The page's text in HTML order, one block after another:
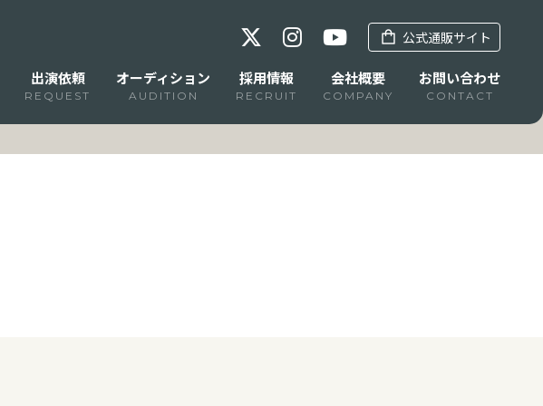
公式通販サイト
出演依頼
REQUEST
オーディション
AUDITION
採用情報
RECRUIT
会社概要
COMPANY
お問い合わせ
CONTACT